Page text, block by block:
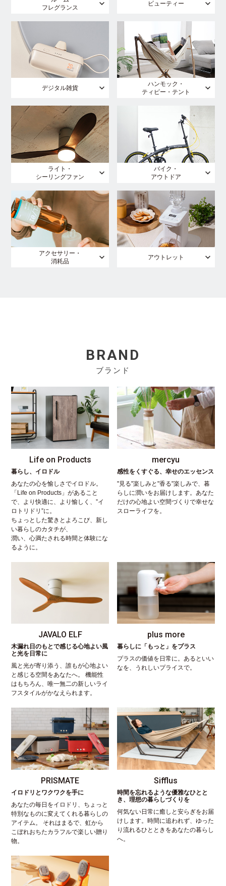
フレグランス
ビューティー
デジタル雑貨
ハンモック・
ティピー・テント
ライト・
シーリングファン
バイク・
アウトドア
アクセサリー・
消耗品
アウトレット
BRAND
ブランド
Life on Products
暮らし、イロドル
あなたの心を愉しさでイロドル。
「Life on Products」があること
で、より快適に、より愉しく、”イ
ロトリドリ”に。
ちょっとした驚きとよろこび、新し
い暮らしのカタチが、
潤い、心満たされる時間と体験にな
るように。
mercyu
感性をくすぐる、幸せのエッセンス
"見る"楽しみと"香る"楽しみで、暮
らしに潤いをお届けします。あなた
だけの心地よい空間づくりで幸せな
スローライフを。
JAVALO ELF
木漏れ日のもとで感じる心地よい風
と光を日常に
風と光が寄り添う、誰もが心地よい
と感じる空間をあなたへ。 機能性
はもちろん、唯一無二の新しいライ
フスタイルがかなえられます。
plus more
暮らしに「もっと」をプラス
プラスの価値を日常に。あるといい
なを、うれしいプライスで。
PRISMATE
イロドリとワクワクを手に
あなたの毎日をイロドリ、ちょっと
特別なものに変えてくれる暮らしの
アイテム。 それはまるで、虹から
こぼれおちたカラフルで楽しい贈り
物。
Sifflus
時間を忘れるような優雅なひとと
き、理想の暮らしづくりを
何気ない日常に癒しと安らぎをお届
けします。時間に追われず、ゆった
り流れるひとときをあなたの暮らし
へ。